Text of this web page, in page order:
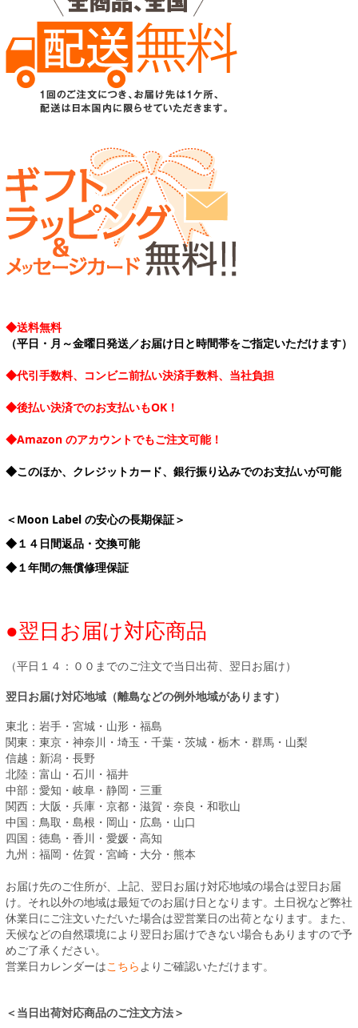
◆送料無料
（平日・月～金曜日発送／お届け日と時間帯をご指定いただけます）
◆代引手数料、コンビニ前払い決済手数料、当社負担
◆後払い決済でのお支払いもOK！
◆Amazon のアカウントでもご注文可能！
◆このほか、クレジットカード、銀行振り込みでのお支払いが可能
＜Moon Label の安心の長期保証＞
◆１４日間返品・交換可能
◆１年間の無償修理保証
●翌日お届け対応商品
（平日１４：００までのご注文で当日出荷、翌日お届け）
翌日お届け対応地域（離島などの例外地域があります）
東北：岩手・宮城・山形・福島
関東：東京・神奈川・埼玉・千葉・茨城・栃木・群馬・山梨
信越：新潟・長野
北陸：富山・石川・福井
中部：愛知・岐阜・静岡・三重
関西：大阪・兵庫・京都・滋賀・奈良・和歌山
中国：鳥取・島根・岡山・広島・山口
四国：徳島・香川・愛媛・高知
九州：福岡・佐賀・宮崎・大分・熊本
お届け先のご住所が、上記、翌日お届け対応地域の場合は翌日お届
け。それ以外の地域は最短でのお届け日となります。土日祝など弊社
休業日にご注文いただいた場合は翌営業日の出荷となります。また、
天候などの自然環境により翌日お届けできない場合もありますので予
めご了承ください。
営業日カレンダーはこちら よりご確認いただけます。
＜当日出荷対応商品のご注文方法＞